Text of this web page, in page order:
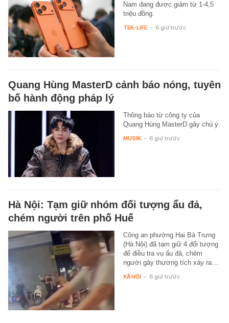
Nam đang được giảm từ 1-4,5
triệu đồng.
TEK-LIFE - 6 giờ trước
Quang Hùng MasterD cảnh báo nóng, tuyên
bố hành động pháp lý
Thông báo từ công ty của
Quang Hùng MasterD gây chú ý.
MUSIK - 6 giờ trước
Hà Nội: Tạm giữ nhóm đối tượng ẩu đả,
chém người trên phố Huế
Công an phường Hai Bà Trưng
(Hà Nội) đã tạm giữ 4 đối tượng
để điều tra vụ ẩu đả, chém
người gây thương tích xảy ra…
XÃ HỘI - 6 giờ trước